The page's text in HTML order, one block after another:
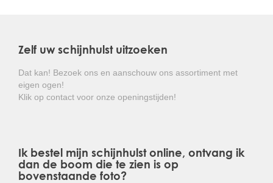
halfschaduw, doet het goed in vrijwel iedere, maar niet
Kortom: een makkelijk te onderhouden,
Zelf uw schijnhulst uitzoeken
Dat kan! Bezoek ons en aanschouw ons assortiment met
eigen ogen!
Klik op contact voor onze openingstijden!
Ik bestel mijn schijnhulst online, ontvang ik
dan de boom die te zien is op
bovenstaande foto?